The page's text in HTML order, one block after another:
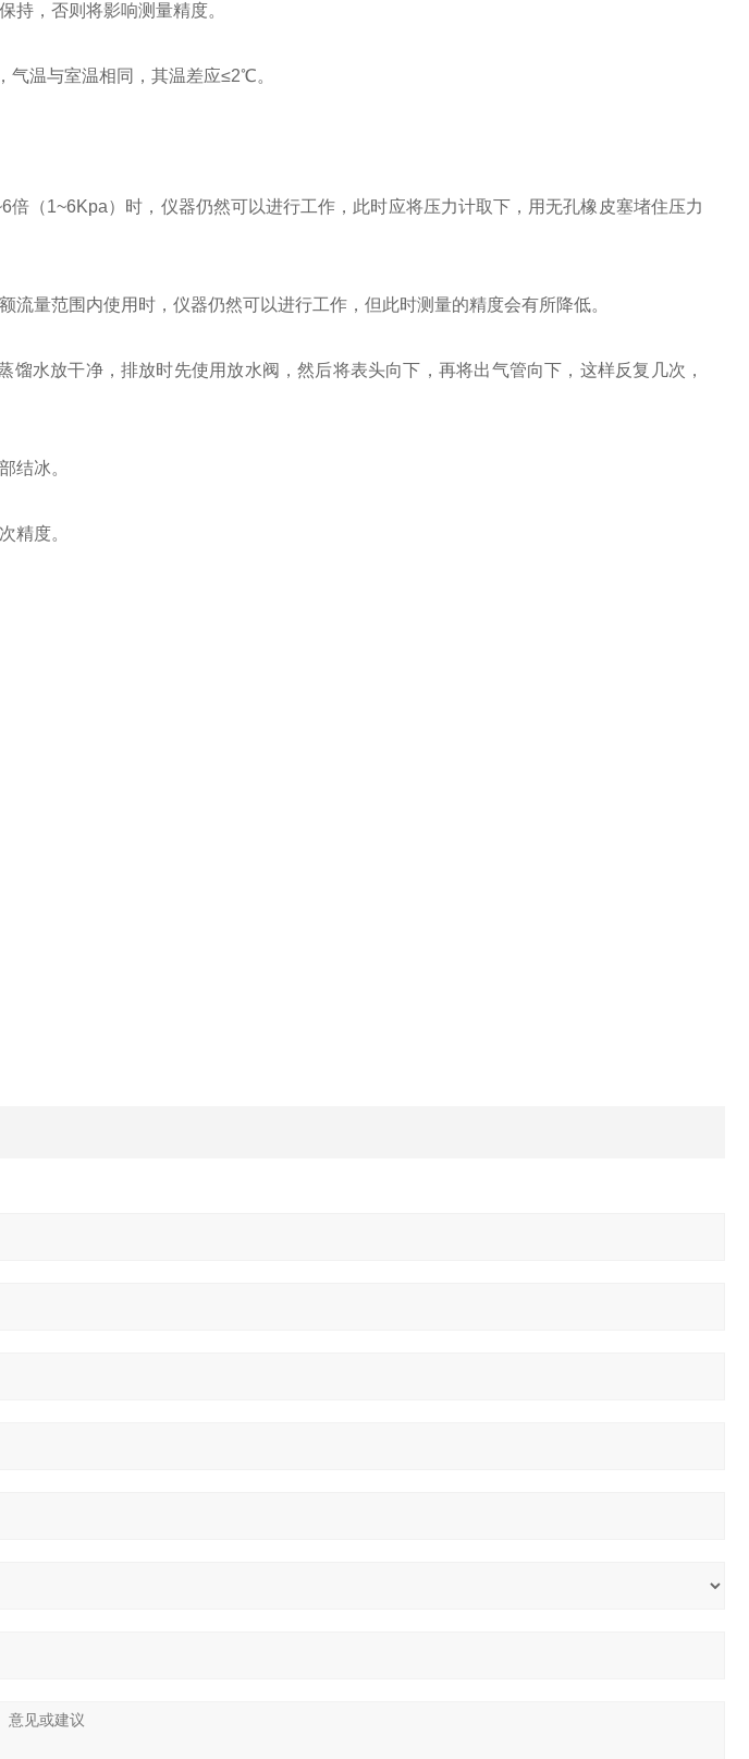
持，否则将影响测量精度。
温与室温相同，其温差应≤2℃。
倍（1~6Kpa）时，仪器仍然可以进行工作，此时应将压力计取下，用无孔橡皮塞堵住压力
流量范围内使用时，仪器仍然可以进行工作，但此时测量的精度会有所降低。
馏水放干净，排放时先使用放水阀，然后将表头向下，再将出气管向下，这样反复几次，
结冰。
精度。